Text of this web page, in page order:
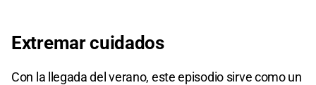
Extremar cuidados
Con la llegada del verano, este episodio sirve como un